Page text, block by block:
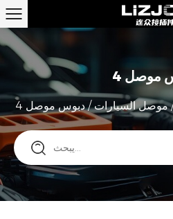
موصل 4
موصل السيارات/دبوس موصل 4